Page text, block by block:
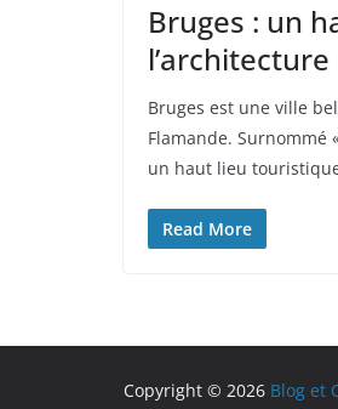
Bruges : un
Bruges est une ville
Flamande. Surnommé
un haut lieu
Read More
Copyright © 2026 Blog et